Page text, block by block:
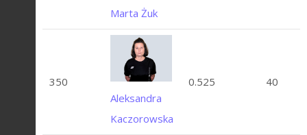
Marta Żuk
350
Aleksandra
Kaczorowska
0.525 40